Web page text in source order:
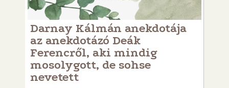
Darnay Kálmán anekdotája
az anekdotázó Deák
Ferencről, aki mindig
mosolygott, de sohse
nevetett